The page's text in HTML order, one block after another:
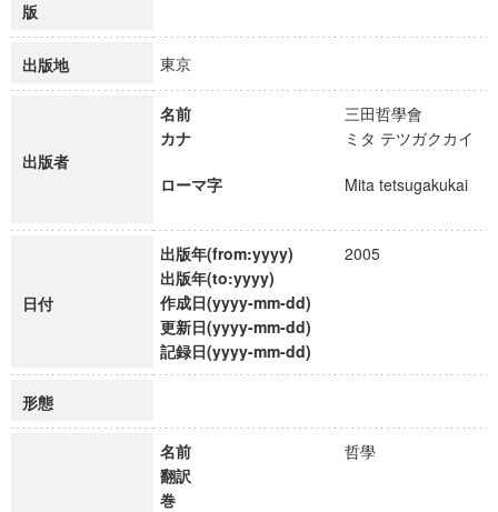
版
出版地 東京
出版者
名前
三田哲學會
カナ
ミタ テツガクカイ
ローマ字 Mita tetsugakukai
日付
出版年(from:yyyy)
2005
出版年(to:yyyy)
作成日(yyyy-mm-dd)
更新日(yyyy-mm-dd)
記録日(yyyy-mm-dd)
形態
名前
哲學
翻訳
巻